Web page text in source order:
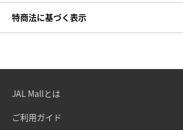
特商法に基づく表示
JAL Mallとは
ご利用ガイド